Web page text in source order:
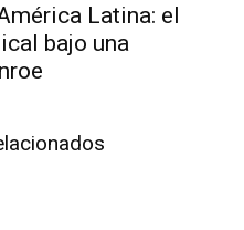
Latina: el
bajo una